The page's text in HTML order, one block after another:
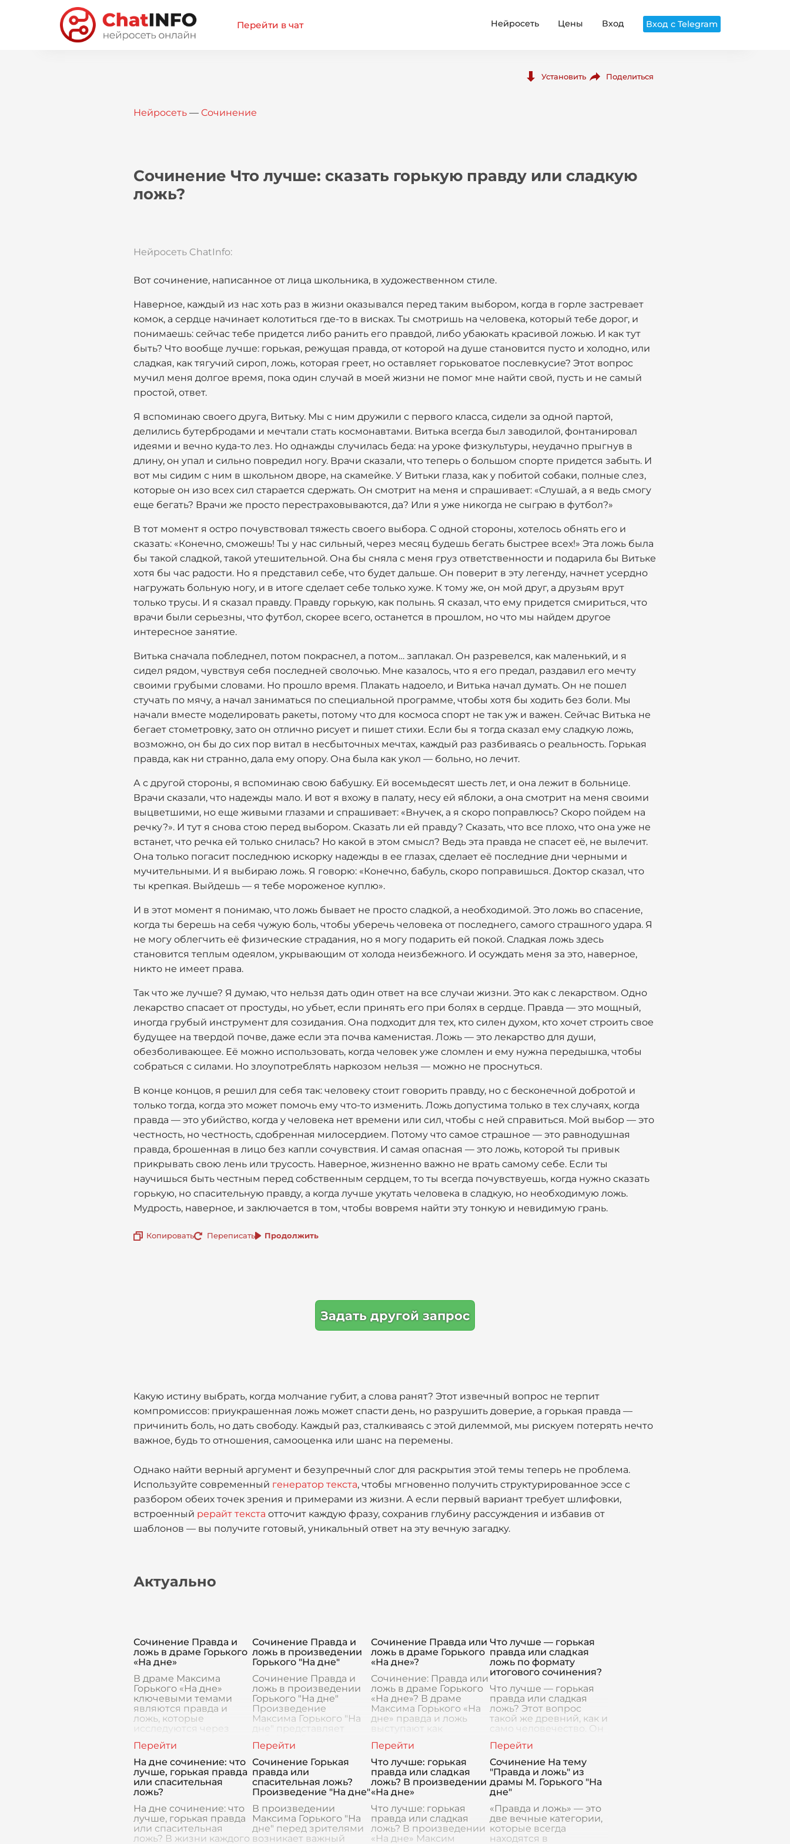
Перейти в чат Нейросеть Цены Вход Вход с Telegram
Установить Поделиться
Нейросеть — Сочинение
Сочинение Что лучше: сказать горькую правду или сладкую
ложь?
Нейросеть ChatInfo:
Вот сочинение, написанное от лица школьника, в художественном стиле.
Наверное, каждый из нас хоть раз в жизни оказывался перед таким выбором, когда в горле застревает
комок, а сердце начинает колотиться где-то в висках. Ты смотришь на человека, который тебе дорог, и
понимаешь: сейчас тебе придется либо ранить его правдой, либо убаюкать красивой ложью. И как тут
быть? Что вообще лучше: горькая, режущая правда, от которой на душе становится пусто и холодно, или
сладкая, как тягучий сироп, ложь, которая греет, но оставляет горьковатое послевкусие? Этот вопрос
мучил меня долгое время, пока один случай в моей жизни не помог мне найти свой, пусть и не самый
простой, ответ.
Я вспоминаю своего друга, Витьку. Мы с ним дружили с первого класса, сидели за одной партой,
делились бутербродами и мечтали стать космонавтами. Витька всегда был заводилой, фонтанировал
идеями и вечно куда-то лез. Но однажды случилась беда: на уроке физкультуры, неудачно прыгнув в
длину, он упал и сильно повредил ногу. Врачи сказали, что теперь о большом спорте придется забыть. И
вот мы сидим с ним в школьном дворе, на скамейке. У Витьки глаза, как у побитой собаки, полные слез,
которые он изо всех сил старается сдержать. Он смотрит на меня и спрашивает: «Слушай, а я ведь смогу
еще бегать? Врачи же просто перестраховываются, да? Или я уже никогда не сыграю в футбол?»
В тот момент я остро почувствовал тяжесть своего выбора. С одной стороны, хотелось обнять его и
сказать: «Конечно, сможешь! Ты у нас сильный, через месяц будешь бегать быстрее всех!» Эта ложь была
бы такой сладкой, такой утешительной. Она бы сняла с меня груз ответственности и подарила бы Витьке
хотя бы час радости. Но я представил себе, что будет дальше. Он поверит в эту легенду, начнет усердно
нагружать больную ногу, и в итоге сделает себе только хуже. К тому же, он мой друг, а друзьям врут
только трусы. И я сказал правду. Правду горькую, как полынь. Я сказал, что ему придется смириться, что
врачи были серьезны, что футбол, скорее всего, останется в прошлом, но что мы найдем другое
интересное занятие.
Витька сначала побледнел, потом покраснел, а потом… заплакал. Он разревелся, как маленький, и я
сидел рядом, чувствуя себя последней сволочью. Мне казалось, что я его предал, раздавил его мечту
своими грубыми словами. Но прошло время. Плакать надоело, и Витька начал думать. Он не пошел
стучать по мячу, а начал заниматься по специальной программе, чтобы хотя бы ходить без боли. Мы
начали вместе моделировать ракеты, потому что для космоса спорт не так уж и важен. Сейчас Витька не
бегает стометровку, зато он отлично рисует и пишет стихи. Если бы я тогда сказал ему сладкую ложь,
возможно, он бы до сих пор витал в несбыточных мечтах, каждый раз разбиваясь о реальность. Горькая
правда, как ни странно, дала ему опору. Она была как укол — больно, но лечит.
А с другой стороны, я вспоминаю свою бабушку. Ей восемьдесят шесть лет, и она лежит в больнице.
Врачи сказали, что надежды мало. И вот я вхожу в палату, несу ей яблоки, а она смотрит на меня своими
выцветшими, но еще живыми глазами и спрашивает: «Внучек, а я скоро поправлюсь? Скоро пойдем на
речку?». И тут я снова стою перед выбором. Сказать ли ей правду? Сказать, что все плохо, что она уже не
встанет, что речка ей только снилась? Но какой в этом смысл? Ведь эта правда не спасет её, не вылечит.
Она только погасит последнюю искорку надежды в ее глазах, сделает её последние дни черными и
мучительными. И я выбираю ложь. Я говорю: «Конечно, бабуль, скоро поправишься. Доктор сказал, что
ты крепкая. Выйдешь — я тебе мороженое куплю».
И в этот момент я понимаю, что ложь бывает не просто сладкой, а необходимой. Это ложь во спасение,
когда ты берешь на себя чужую боль, чтобы уберечь человека от последнего, самого страшного удара. Я
не могу облегчить её физические страдания, но я могу подарить ей покой. Сладкая ложь здесь
становится теплым одеялом, укрывающим от холода неизбежного. И осуждать меня за это, наверное,
никто не имеет права.
Так что же лучше? Я думаю, что нельзя дать один ответ на все случаи жизни. Это как с лекарством. Одно
лекарство спасает от простуды, но убьет, если принять его при болях в сердце. Правда — это мощный,
иногда грубый инструмент для созидания. Она подходит для тех, кто силен духом, кто хочет строить свое
будущее на твердой почве, даже если эта почва каменистая. Ложь — это лекарство для души,
обезболивающее. Её можно использовать, когда человек уже сломлен и ему нужна передышка, чтобы
собраться с силами. Но злоупотреблять наркозом нельзя — можно не проснуться.
В конце концов, я решил для себя так: человеку стоит говорить правду, но с бесконечной добротой и
только тогда, когда это может помочь ему что-то изменить. Ложь допустима только в тех случаях, когда
правда — это убийство, когда у человека нет времени или сил, чтобы с ней справиться. Мой выбор — это
честность, но честность, сдобренная милосердием. Потому что самое страшное — это равнодушная
правда, брошенная в лицо без капли сочувствия. И самая опасная — это ложь, которой ты привык
прикрывать свою лень или трусость. Наверное, жизненно важно не врать самому себе. Если ты
научишься быть честным перед собственным сердцем, то ты всегда почувствуешь, когда нужно сказать
горькую, но спасительную правду, а когда лучше укутать человека в сладкую, но необходимую ложь.
Мудрость, наверное, и заключается в том, чтобы вовремя найти эту тонкую и невидимую грань.
Копировать Переписать Продолжить
Задать другой запрос
Какую истину выбрать, когда молчание губит, а слова ранят? Этот извечный вопрос не терпит
компромиссов: приукрашенная ложь может спасти день, но разрушить доверие, а горькая правда —
причинить боль, но дать свободу. Каждый раз, сталкиваясь с этой дилеммой, мы рискуем потерять нечто
важное, будь то отношения, самооценка или шанс на перемены.
Однако найти верный аргумент и безупречный слог для раскрытия этой темы теперь не проблема.
Используйте современный генератор текста, чтобы мгновенно получить структурированное эссе с
разбором обеих точек зрения и примерами из жизни. А если первый вариант требует шлифовки,
встроенный рерайт текста отточит каждую фразу, сохранив глубину рассуждения и избавив от
шаблонов — вы получите готовый, уникальный ответ на эту вечную загадку.
Актуально
Сочинение Правда и
ложь в драме Горького
«На дне»
В драме Максима
Горького «На дне»
ключевыми темами
являются правда и
ложь, которые
исследуются через
диалоги персонажей.
Пьеса погружает
зрителя в атмосферу
нищет
Сочинение Правда и
ложь в произведении
Горького "На дне"
Сочинение Правда и
ложь в произведении
Горького "На дне"
Произведение
Максима Горького "На
дне" представляет
многогранный анализ
человеческой души и
общественных
Сочинение Правда или
ложь в драме Горького
«На дне»?
Сочинение: Правда или
ложь в драме Горького
«На дне»? В драме
Максима Горького «На
дне» правда и ложь
выступают как
которые отразили
противоречивую
природу челов
Что лучше — горькая
правда или сладкая
ложь по формату
итогового сочинения?
Что лучше — горькая
правда или сладкая
ложь? Этот вопрос
такой же древний, как и
само человечество. Он
когда человек
оказывается перед
моральным выбором,
когд
На дне сочинение: что
лучше, горькая правда
или спасительная
ложь?
На дне сочинение: что
лучше, горькая правда
или спасительная
ложь? В жизни каждого
Сочинение Горькая
правда или
спасительная ложь?
Произведение "На дне"
В произведении
Максима Горького "На
дне" перед зрителями
возникает важный
Что лучше: горькая
правда или сладкая
ложь? В произведении
«На дне»
Что лучше: горькая
правда или сладкая
ложь? В произведении
«На дне» Максим
Сочинение На тему
"Правда и ложь" из
драмы М. Горького "На
дне"
«Правда и ложь» — это
две вечные категории,
которые всегда
находятся в